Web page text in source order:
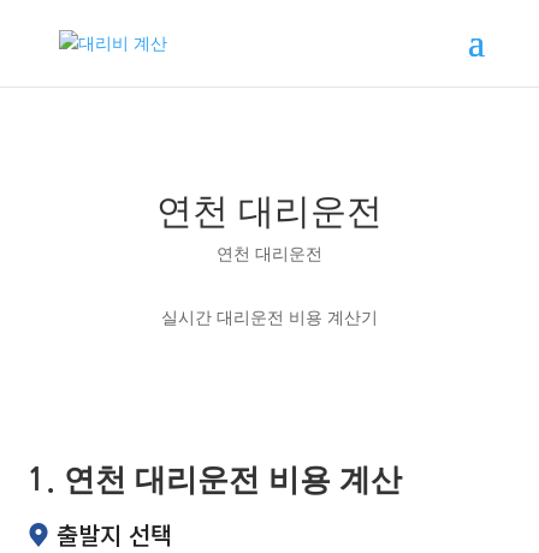
연천 대리운전
연천 대리운전
실시간 대리운전 비용 계산기
1. 연천 대리운전 비용 계산
출발지 선택